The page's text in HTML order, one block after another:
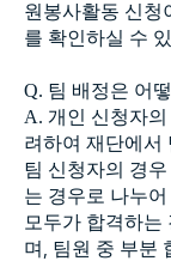
원봉사활동 신청
를 확인하실 수
Q. 팀 배정은 어
A. 개인 신청자
려하여 재단에서
팀 신청자의 경
는 경우로 나누
모두가 합격하는
며 , 팀원 중 부분